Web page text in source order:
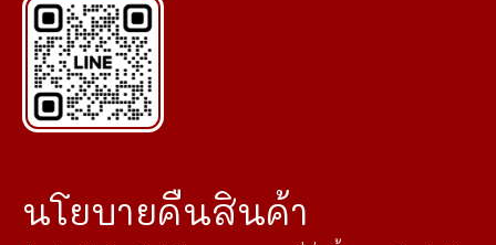
นโยบายคืนสินค้า